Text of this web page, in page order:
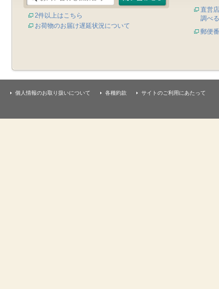
2件以上はこちら
お荷物のお届け遅延状況について
直営
調べる
郵便
個人情報のお取り扱いについて 各種約款 サイトのご利用にあたって